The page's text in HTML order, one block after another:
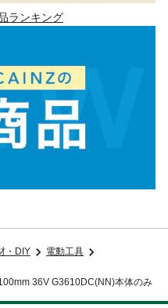
ランキング
・DIY
電動工具
36V G3610DC(NN)本体のみ